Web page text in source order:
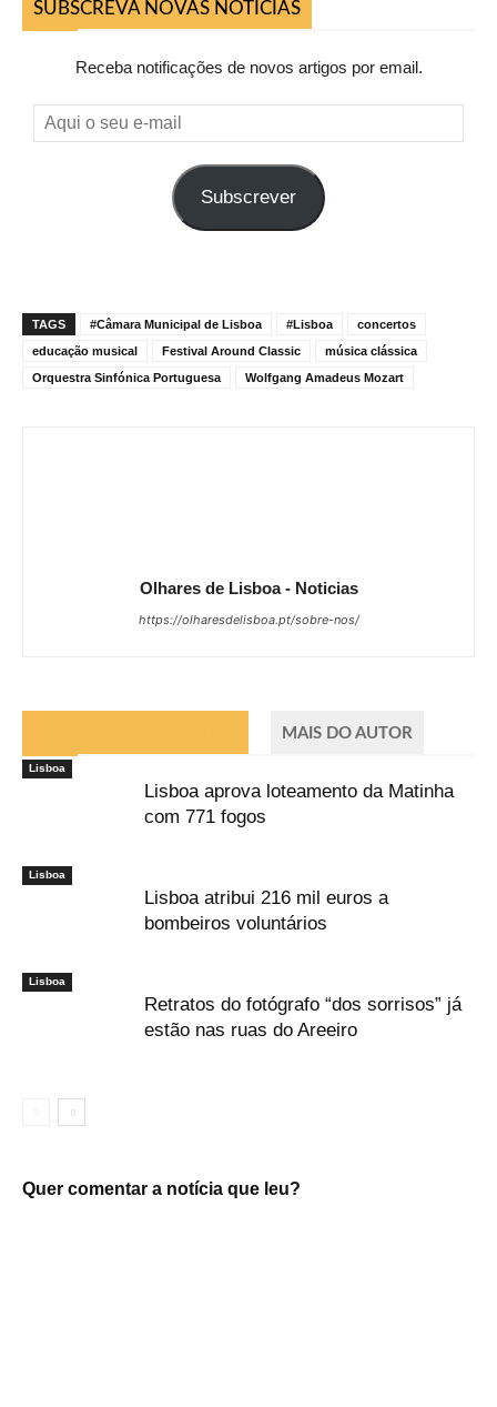
SUBSCREVA NOVAS NOTICIAS
Receba notificações de novos artigos por email.
Aqui
o
Subscrever
TAGS #Câmara Municipal de Lisboa #Lisboa
concertos
educação musical
Festival Around Classic
música clássica
Orquestra Sinfónica Portuguesa
Wolfgang Amadeus Mozart
Olhares de Lisboa - Noticias
https://olharesdelisboa.pt/sobre-nos/
MAIS DO AUTOR
Lisboa
Lisboa aprova loteamento da Matinha
com 771 fogos
Lisboa
Lisboa atribui 216 mil euros a
bombeiros voluntários
Lisboa
Retratos do fotógrafo “dos sorrisos” já
estão nas ruas do Areeiro
Quer comentar a notícia que leu?